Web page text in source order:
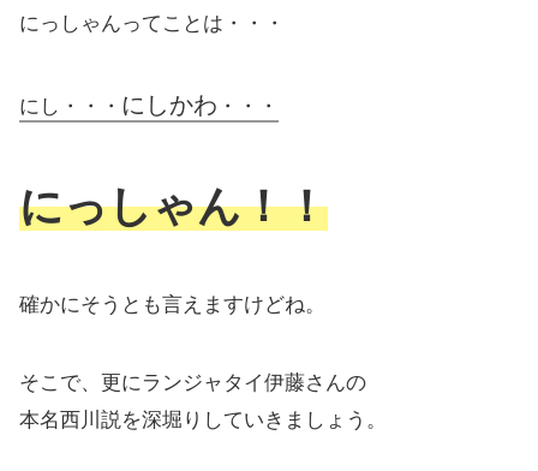
にっしゃんってことは・・・
にし・・・ にしかわ ・・・
にっしゃん！！
確かにそうとも言えますけどね。
そこで、更にランジャタイ伊藤さんの
本名西川説を深堀りしていきましょう。